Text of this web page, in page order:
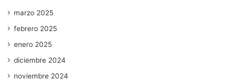
marzo 2025
febrero 2025
enero 2025
diciembre 2024
noviembre 2024